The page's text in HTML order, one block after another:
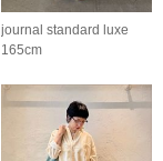
journal standard luxe
165cm